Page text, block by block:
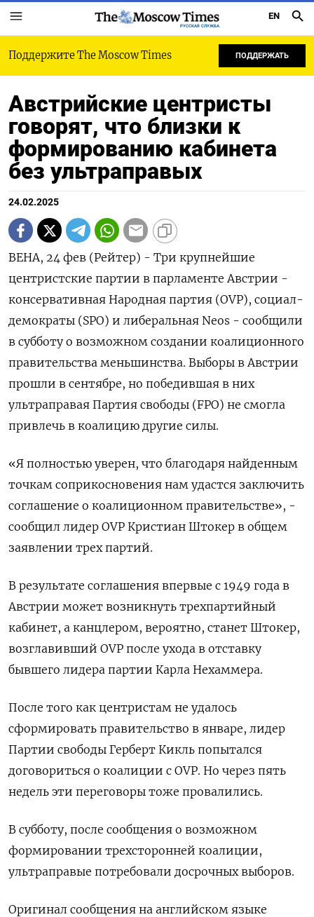
РУССКАЯ СЛУЖБА
EN
Поддержите The Moscow Times ПОДДЕРЖАТЬ
Австрийские центристы
говорят, что близки к
формированию кабинета
без ультраправых
24.02.2025
ВЕНА, 24 фев (Рейтер) - Три крупнейшие
центристские партии в парламенте Австрии -
консервативная Народная партия (OVP), социал-
демократы (SPO) и либеральная Neos - сообщили
в субботу о возможном создании коалиционного
правительства меньшинства. Выборы в Австрии
прошли в сентябре, но победившая в них
ультраправая Партия свободы (FPO) не смогла
привлечь в коалицию другие силы.
«Я полностью уверен, что благодаря найденным
точкам соприкосновения нам удастся заключить
соглашение о коалиционном правительстве», -
сообщил лидер OVP Кристиан Штокер в общем
заявлении трех партий.
В результате соглашения впервые с 1949 года в
Австрии может возникнуть трехпартийный
кабинет, а канцлером, вероятно, станет Штокер,
возглавивший OVP после ухода в отставку
бывшего лидера партии Карла Нехаммера.
После того как центристам не удалось
сформировать правительство в январе, лидер
Партии свободы Герберт Кикль попытался
договориться о коалиции с OVP. Но через пять
недель эти переговоры тоже провалились.
В субботу, после сообщения о возможном
формировании трехсторонней коалиции,
ультраправые потребовали досрочных выборов.
Оригинал сообщения на английском языке